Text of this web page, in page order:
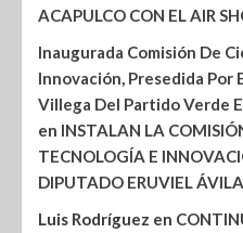
ACAPULCO CON EL AIR
Inaugurada Comisión De
Innovación, Presedida Por
Villega Del Partido Verde
en INSTALAN LA
TECNOLOGÍA E
DIPUTADO ERUVIEL
Luis Rodríguez en